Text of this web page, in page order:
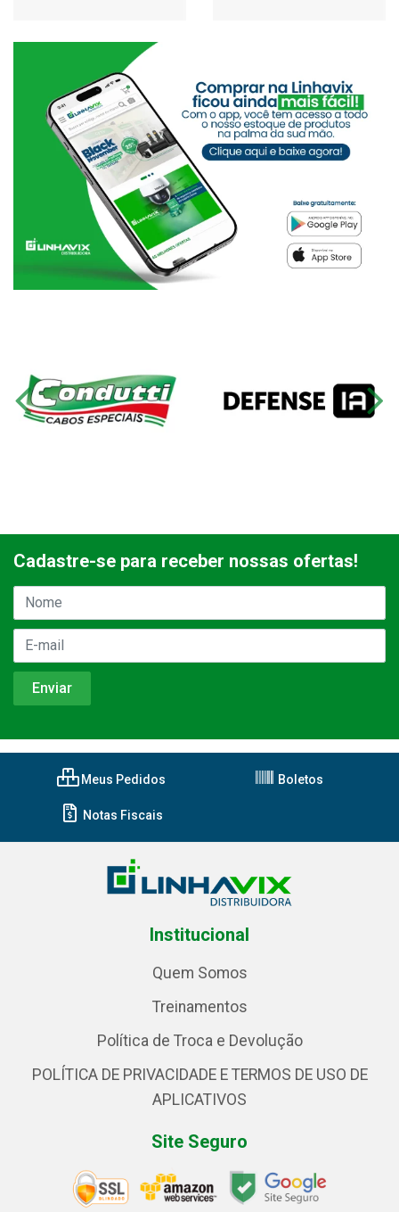
Cadastre-se para receber nossas ofertas!
Meus Pedidos Boletos
Notas Fiscais
Institucional
Quem Somos
Treinamentos
Política de Troca e Devolução
POLÍTICA DE PRIVACIDADE E TERMOS DE USO DE
APLICATIVOS
Site Seguro